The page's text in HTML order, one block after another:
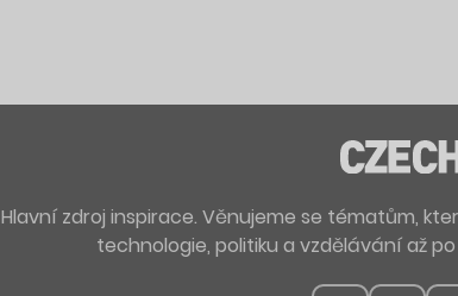
Hlavní zdroj inspirace. Věnujeme se tématům,
technologie, politiku a vzdělávání až